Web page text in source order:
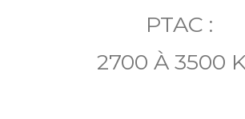
PTAC :
2700 À 3500